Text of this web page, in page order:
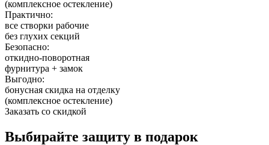
(комплексное остекление)
Практично:
все створки рабочие
без глухих секций
Безопасно:
откидно-поворотная
фурнитура + замок
Выгодно:
бонусная скидка на отделку
(комплексное остекление)
Заказать со скидкой
Выбирайте защиту в подарок